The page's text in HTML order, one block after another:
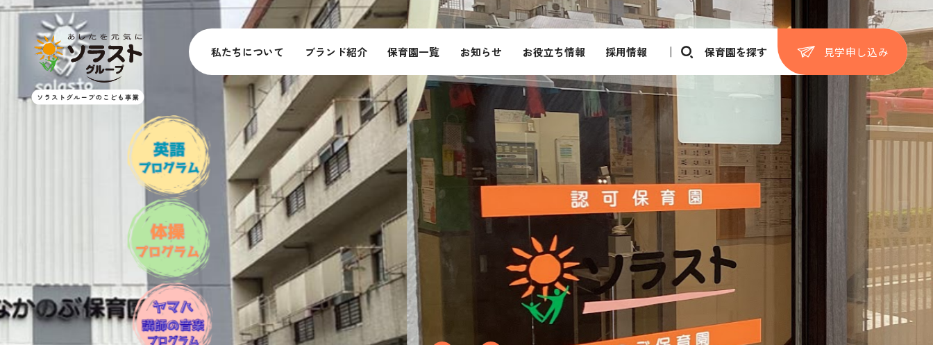
私たちについて ブランド紹介 保育園一覧 お知らせ お役立ち情報 採用情報 保育園を探す 見学申し込み